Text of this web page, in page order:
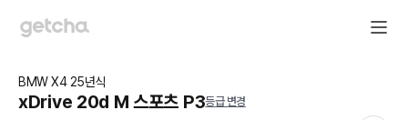
BMW X4 25년식
xDrive 20d M 스포츠 P3등급 변경